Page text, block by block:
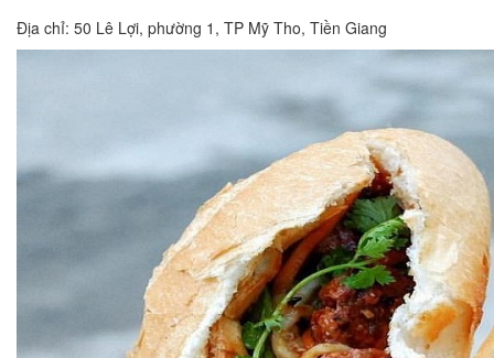
Địa chỉ: 50 Lê Lợi, phường 1, TP Mỹ Tho, Tiền Giang